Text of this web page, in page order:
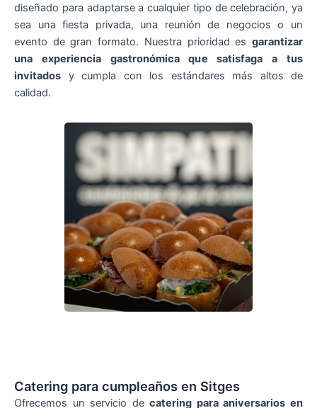
diseñado para adaptarse a cualquier tipo de celebración, ya
sea una fiesta privada, una reunión de negocios o un
evento de gran formato. Nuestra prioridad es garantizar
una experiencia gastronómica que satisfaga a tus
invitados y cumpla con los estándares más altos de
calidad.
Catering para cumpleaños en Sitges
Ofrecemos un servicio decatering para aniversarios en